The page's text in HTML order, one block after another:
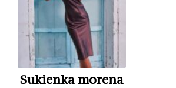
Sukienka morena